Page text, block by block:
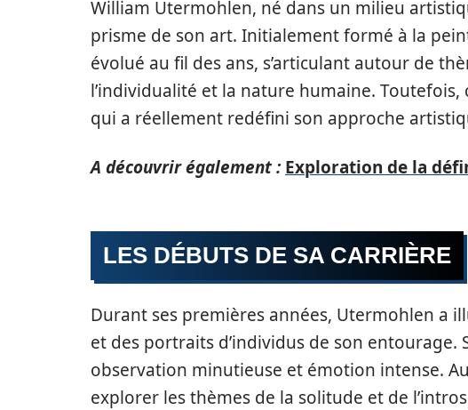
William Utermohlen, né dans un milieu
prisme de son art. Initialement formé à la
évolué au fil des ans, s’articulant autour de
l’individualité et la nature humaine. Toutefois,
qui a réellement redéfini son approche
A découvrir également : Exploration de la
LES DÉBUTS DE SA CARRIÈRE
Durant ses premières années, Utermohlen a
et des portraits d’individus de son entourage.
observation minutieuse et émotion intense.
explorer les thèmes de la solitude et de